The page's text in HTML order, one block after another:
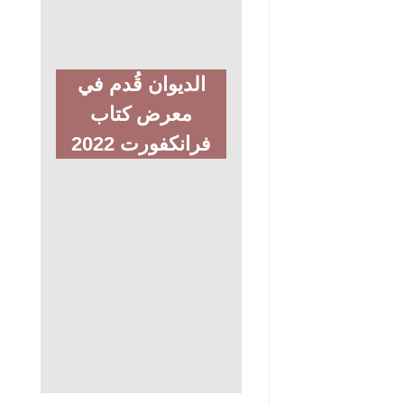
الديوان قُدم في
معرض كتاب
فرانكفورت 2022